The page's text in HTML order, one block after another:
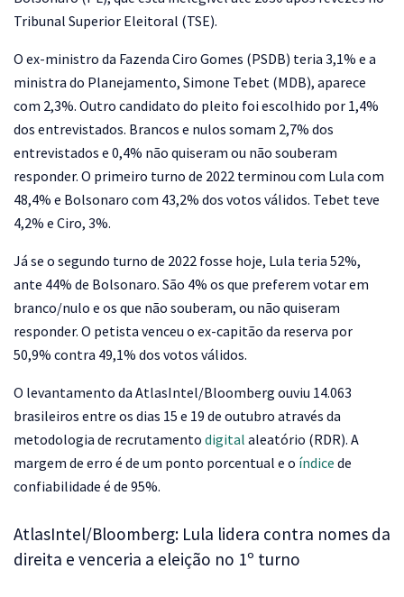
Tribunal Superior Eleitoral (TSE).
O ex-ministro da Fazenda Ciro Gomes (PSDB) teria 3,1% e a
ministra do Planejamento, Simone Tebet (MDB), aparece
com 2,3%. Outro candidato do pleito foi escolhido por 1,4%
dos entrevistados. Brancos e nulos somam 2,7% dos
entrevistados e 0,4% não quiseram ou não souberam
responder. O primeiro turno de 2022 terminou com Lula com
48,4% e Bolsonaro com 43,2% dos votos válidos. Tebet teve
4,2% e Ciro, 3%.
Já se o segundo turno de 2022 fosse hoje, Lula teria 52%,
ante 44% de Bolsonaro. São 4% os que preferem votar em
branco/nulo e os que não souberam, ou não quiseram
responder. O petista venceu o ex-capitão da reserva por
50,9% contra 49,1% dos votos válidos.
O levantamento da AtlasIntel/Bloomberg ouviu 14.063
brasileiros entre os dias 15 e 19 de outubro através da
metodologia de recrutamento digital aleatório (RDR). A
margem de erro é de um ponto porcentual e o índice de
confiabilidade é de 95%.
AtlasIntel/Bloomberg: Lula lidera contra nomes da
direita e venceria a eleição no 1º turno